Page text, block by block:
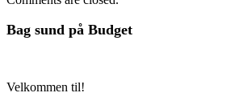
Bag sund på Budget
Velkommen til!